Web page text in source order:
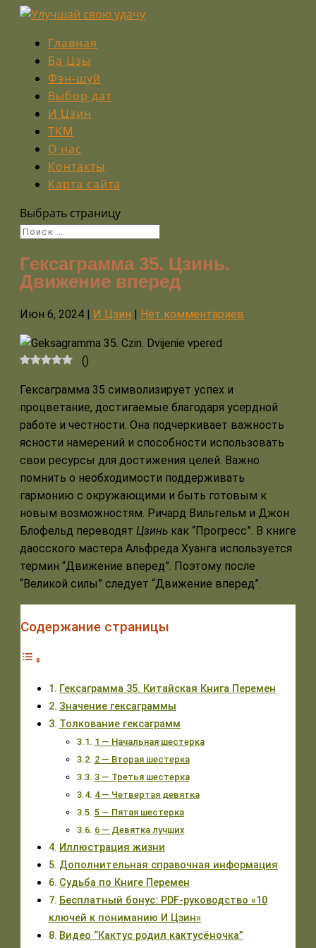
Главная
Ба Цзы
Фэн-шуй
Выбор дат
И Цзин
ТКМ
О нас
Контакты
Карта сайта
Выбрать страницу
Гексаграмма 35. Цзинь.
Движение вперед
Июн 6, 2024 И Цзин Нет комментариев
()
Гексаграмма 35 символизирует успех и
процветание, достигаемые благодаря усердной
работе и честности. Она подчеркивает важность
ясности намерений и способности использовать
свои ресурсы для достижения целей. Важно
помнить о необходимости поддерживать
гармонию с окружающими и быть готовым к
новым возможностям. Ричард Вильгельм и Джон
Блофельд переводят Цзинь как “Прогресс”. В книге
даосского мастера Альфреда Хуанга используется
термин “Движение вперед”. Поэтому после
“Великой силы” следует “Движение вперед”.
Содержание страницы
Гексаграмма 35. Китайская Книга Перемен
Значение гексаграммы
Толкование гексаграмм
1 — Начальная шестерка
2 — Вторая шестерка
3 — Третья шестерка
4 — Четвертая девятка
5 — Пятая шестерка
6 — Девятка лучших
Иллюстрация жизни
Дополнительная справочная информация
Судьба по Книге Перемен
Бесплатный бонус: PDF-руководство «10
ключей к пониманию И Цзин»
Видео “Кактус родил кактусёночка”